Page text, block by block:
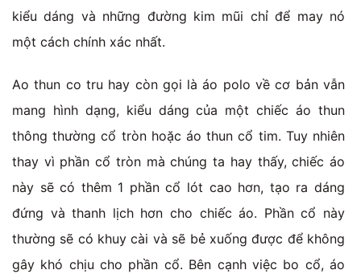
kiểu dáng và những đường kim mũi chỉ để may nó
một cách chính xác nhất.
Ao thun co tru hay còn gọi là áo polo về cơ bản vẫn
mang hình dạng, kiểu dáng của một chiếc áo thun
thông thường cổ tròn hoặc áo thun cổ tim. Tuy nhiên
thay vì phần cổ tròn mà chúng ta hay thấy, chiếc áo
này sẽ có thêm 1 phần cổ lót cao hơn, tạo ra dáng
đứng và thanh lịch hơn cho chiếc áo. Phần cổ này
thường sẽ có khuy cài và sẽ bẻ xuống được để không
gây khó chịu cho phần cổ. Bên cạnh việc bo cổ, áo